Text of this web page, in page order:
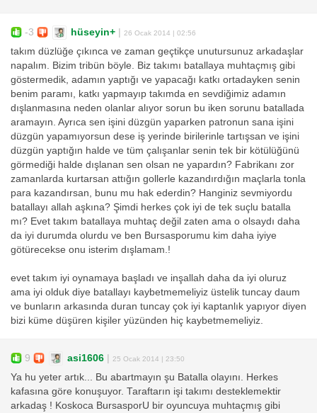
-3 hüseyin+ | 26 Ocak 2014 | 02:56
takım düzlüğe çıkınca ve zaman geçtikçe unutursunuz arkadaşlar
napalım. Bizim tribün böyle. Biz takımı batallaya muhtaçmış gibi
göstermedik, adamın yaptığı ve yapacağı katkı ortadayken senin
benim paramı, katkı yapmayıp takımda en sevdiğimiz adamın
dışlanmasına neden olanlar alıyor sorun bu iken sorunu batallada
aramayın. Ayrıca sen işini düzgün yaparken patronun sana işini
düzgün yapamıyorsun dese iş yerinde birilerinle tartışsan ve işini
düzgün yaptığın halde ve tüm çalışanlar senin tek bir kötülüğünü
görmediği halde dışlanan sen olsan ne yapardın? Fabrikanı zor
zamanlarda kurtarsan attığın gollerle kazandırdığın maçlarla tonla
para kazandırsan, bunu mu hak ederdin? Hanginiz sevmiyordu
batallayı allah aşkına? Şimdi herkes çok iyi de tek suçlu batalla
mı? Evet takım batallaya muhtaç değil zaten ama o olsaydı daha
da iyi durumda olurdu ve ben Bursasporumu kim daha iyiye
götürecekse onu isterim dışlamam.!
evet takım iyi oynamaya başladı ve inşallah daha da iyi oluruz
ama iyi olduk diye batallayı kaybetmemeliyiz üstelik tuncay daum
ve bunların arkasında duran tuncay çok iyi kaptanlık yapıyor diyen
bizi küme düşüren kişiler yüzünden hiç kaybetmemeliyiz.
9 asi1606 | 25 Ocak 2014 | 23:50
Ya hu yeter artık... Bu abartmayın şu Batalla olayını. Herkes
kafasına göre konuşuyor. Taraftarın işi takımı desteklemektir
arkadaş ! Koskoca BursasporU bir oyuncuya muhtaçmış gibi